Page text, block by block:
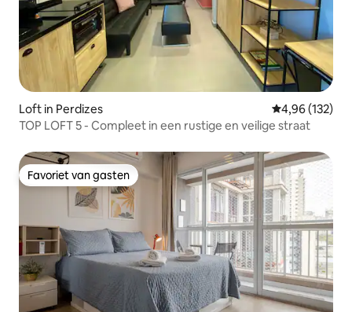
Loft in Perdizes Gemiddelde
4,96 (132)
TOP LOFT 5 - Compleet in een rustige en veilige straat
Favoriet van gasten
Favoriet van gasten